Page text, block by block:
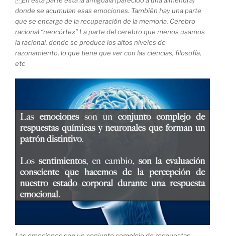
donde se acumulan esas emociones. También hay una parte
que se encarga de la recuperación de la memoria. Cerebro
racional “neocórtex” La parte del cerebro que menos usamos
la racional, donde se produce los altos niveles de
razonamiento, lo que tiene que ver con las ciencias, filosofía,
etc